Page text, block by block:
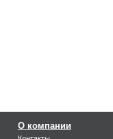
О компании